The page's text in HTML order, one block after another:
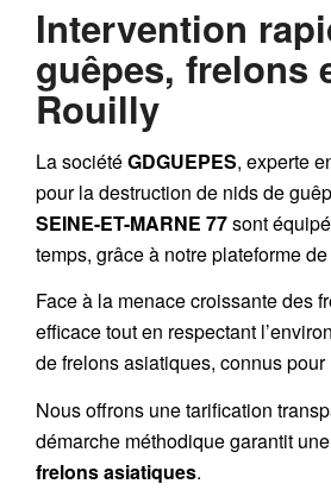
Intervention
guêpes, frelons
Rouilly
La sociétéGDGUEPES, experte
pour la destruction de nids de
SEINE-ET-MARNE 77sont
temps, grâce à notre plateforme
Face à la menace croissante des
efficace tout en respectant
defrelons asiatiques, connus
Nous offrons unetarification
démarche méthodique garantit
frelons asiatiques.